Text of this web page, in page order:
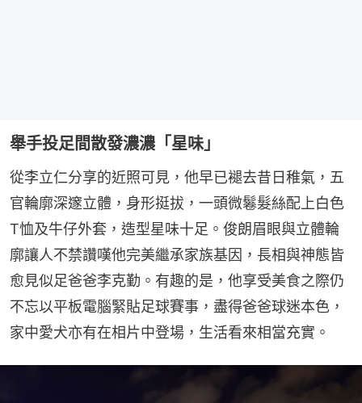
舉手投足間散發濃濃「星味」
從李立仁分享的近照可見，他早已褪去昔日稚氣，五
官輪廓深邃立體，身形挺拔，一頭微鬈髮絲配上白色
T恤及牛仔外套，造型星味十足。俊朗眉眼與立體輪
廓讓人不禁讚嘆他完美繼承家族基因，長相與神態皆
愈見似足爸爸李克勤。有趣的是，他享受美食之際仍
不忘以平板電腦緊貼足球賽事，盡得爸爸球迷本色，
家中愛犬亦有在相片中登場，生活看來相當充實。